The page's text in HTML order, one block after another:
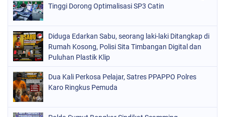
Tinggi Dorong Optimalisasi SP3 Catin
Diduga Edarkan Sabu, seorang laki-laki Ditangkap di
Rumah Kosong, Polisi Sita Timbangan Digital dan
Puluhan Plastik Klip
Dua Kali Perkosa Pelajar, Satres PPAPPO Polres
Karo Ringkus Pemuda